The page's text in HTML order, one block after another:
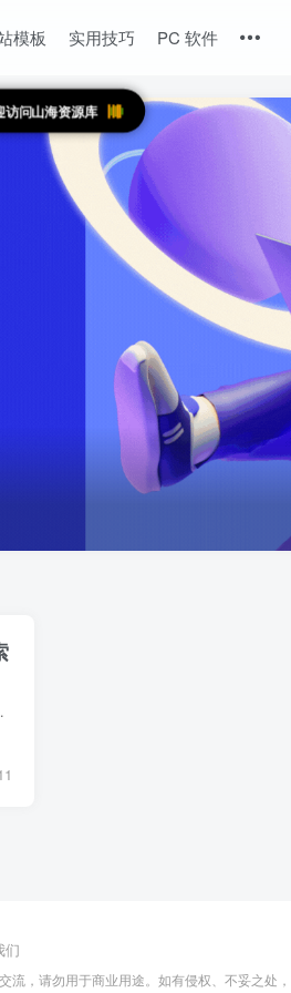
模板 实用技巧 PC 软件
有快速文件索引、快速启动，...
们
流，请勿用于商业用途。如有侵权、不妥之处